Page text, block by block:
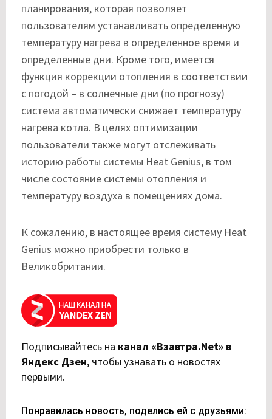
планирования, которая позволяет
пользователям устанавливать определенную
температуру нагрева в определенное время и
определенные дни. Кроме того, имеется
функция коррекции отопления в соответствии
с погодой – в солнечные дни (по прогнозу)
система автоматически снижает температуру
нагрева котла. В целях оптимизации
пользователи также могут отслеживать
историю работы системы Heat Genius, в том
числе состояние системы отопления и
температуру воздуха в помещениях дома.
К сожалению, в настоящее время систему Heat
Genius можно приобрести только в
Великобритании.
Подписывайтесь на канал «Взавтра.Net» в
Яндекс Дзен, чтобы узнавать о новостях
первыми.
Понравилась новость, поделись ей с друзьями: